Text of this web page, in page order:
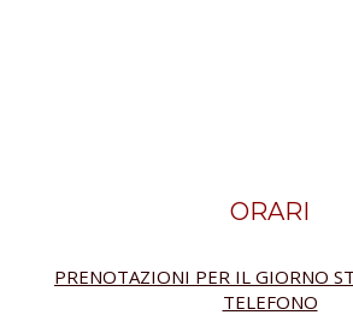
ORARI
PRENOTAZIONI PER IL GIORNO
TELEFONO